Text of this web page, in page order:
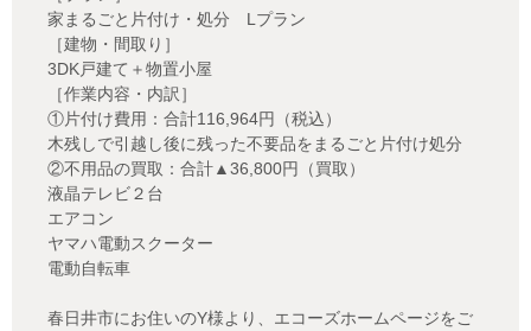
家まるごと片付け・処分 Lプラン
［建物・間取り］
3DK戸建て＋物置小屋
［作業内容・内訳］
①片付け費用：合計116,964円（税込）
木残しで引越し後に残った不要品をまるごと片付け処分
②不用品の買取：合計▲36,800円（買取）
液晶テレビ２台
エアコン
ヤマハ電動スクーター
電動自転車
春日井市にお住いのY様より、エコーズホームページをご